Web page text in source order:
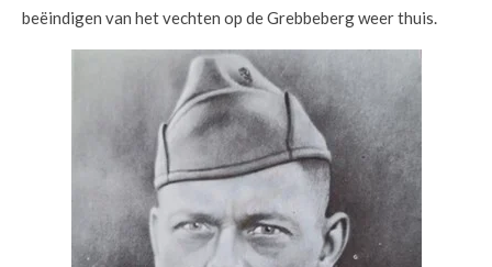
beëindigen van het vechten op de Grebbeberg weer thuis.